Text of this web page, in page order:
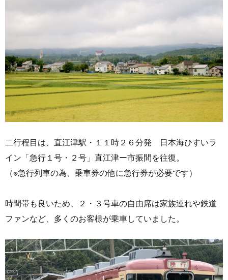
二行程目は、直江津駅・１１時２６分発 日本海ひすいラ
イン「急行１号・２号」直江津ー市振間を往復。
（※急行列車の為、乗車券の他に急行券が必要です）
時間帯も良いため、２・３号車の自由席は家族連れや鉄道
ファンなど、多くのお客様が乗車していました。